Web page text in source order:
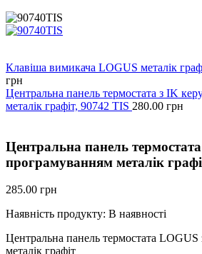
Клавіша вимикача LOGUS металік
грн
Центральна панель термостата з IK
металік графіт, 90742 TIS 280.00 грн
Центральна панель
програмуванням металік
285.00 грн
Наявність продукту: В наявності
Центральна панель термостата
металік графіт